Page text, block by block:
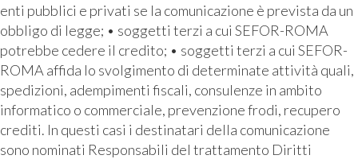
enti pubblici e privati se la comunicazione è prevista da un
obbligo di legge; • soggetti terzi a cui SEFOR-ROMA
potrebbe cedere il credito; • soggetti terzi a cui SEFOR-
ROMA affida lo svolgimento di determinate attività quali,
spedizioni, adempimenti fiscali, consulenze in ambito
informatico o commerciale, prevenzione frodi, recupero
crediti. In questi casi i destinatari della comunicazione
sono nominati Responsabili del trattamento Diritti